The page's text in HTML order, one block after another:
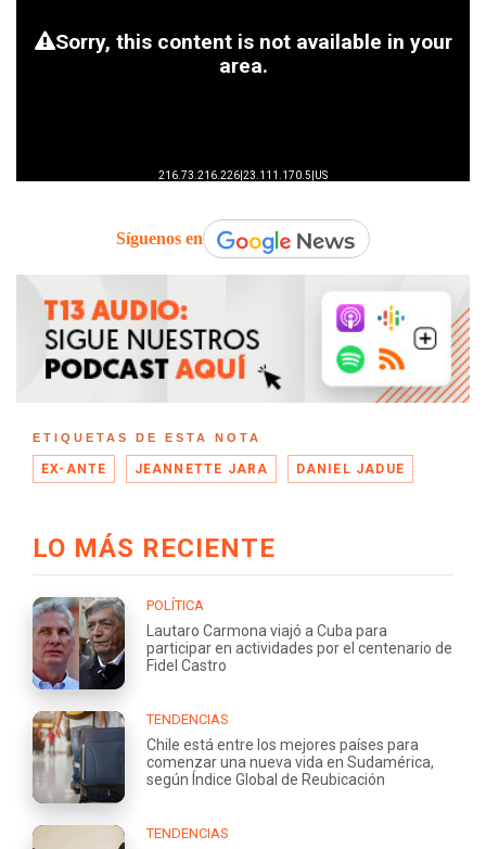
Síguenos en
ETIQUETAS DE ESTA NOTA
EX-ANTE JEANNETTE JARA DANIEL JADUE
LO MÁS RECIENTE
POLÍTICA
Lautaro Carmona viajó a Cuba para
participar en actividades por el centenario de
Fidel Castro
TENDENCIAS
Chile está entre los mejores países para
comenzar una nueva vida en Sudamérica,
según Índice Global de Reubicación
TENDENCIAS